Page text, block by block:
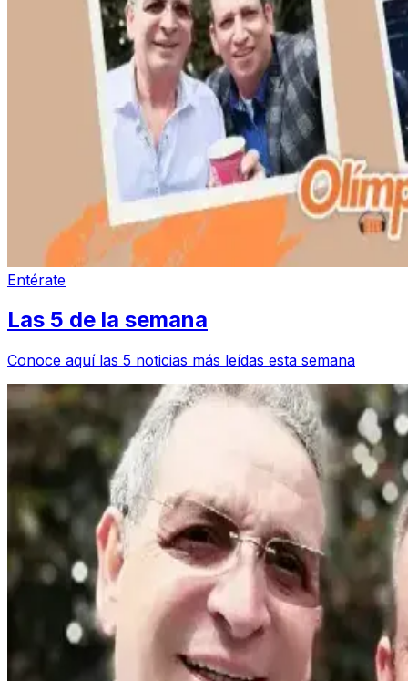
Entérate
Las 5 de la semana
Conoce aquí las 5 noticias más leídas esta semana